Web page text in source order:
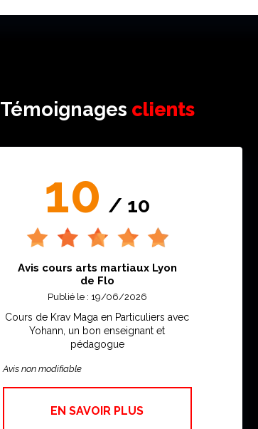
Témoignages clients
10 / 10
Avis cours arts martiaux Lyon
de Flo
Publié le : 19/06/2026
Cours de Krav Maga en Particuliers avec
Yohann, un bon enseignant et
pédagogue
Avis non modifiable
EN SAVOIR PLUS